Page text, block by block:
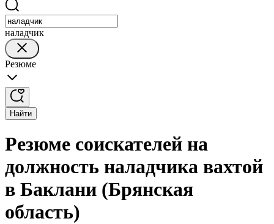
наладчик
Резюме
Найти
Резюме соискателей на
должность наладчика вахтой
в Баклани (Брянская
область)